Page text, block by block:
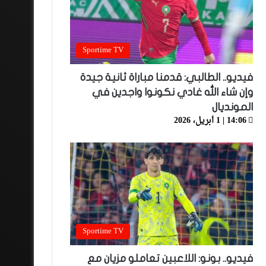
Sportime TV
فيديو.. الطالبي: قدمنا مباراة ثانية جيدة
وإن شاء الله غادي نكونوا واجدين في
المونديال
14:06 | 1 أبريل، 2026
Sportime TV
فيديو.. بونو: اللاعبين تعاملو مزيان مع